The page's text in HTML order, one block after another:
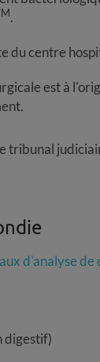
.
du centre
est à
tribunal
d'analyse
digestif)